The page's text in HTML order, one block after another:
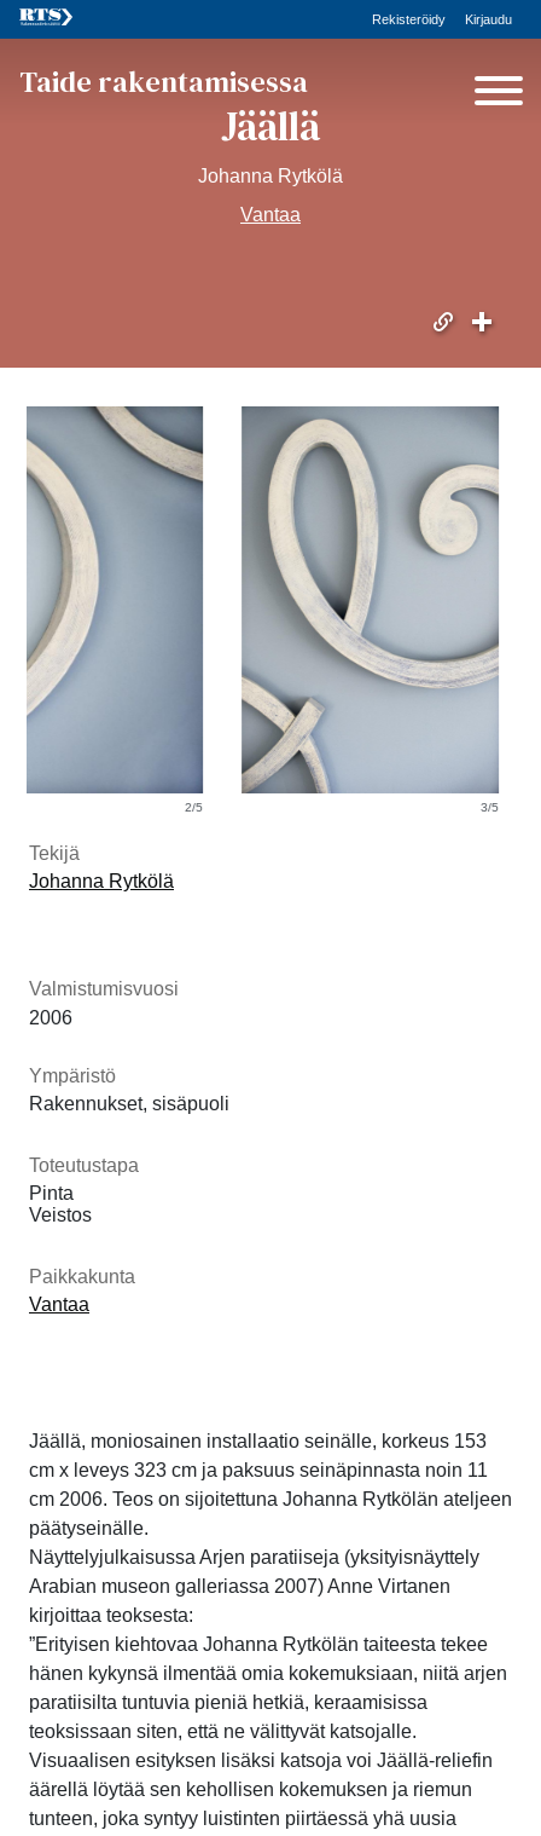
Rekisteröidy Kirjaudu
Taide rakentamisessa
Jäällä
Johanna Rytkölä
Vantaa
Tekijä
Johanna Rytkölä
Valmistumisvuosi
2006
Ympäristö
Rakennukset, sisäpuoli
Toteutustapa
Pinta
Veistos
Paikkakunta
Vantaa
Jäällä, moniosainen installaatio seinälle, korkeus 153
cm x leveys 323 cm ja paksuus seinäpinnasta noin 11
cm 2006. Teos on sijoitettuna Johanna Rytkölän ateljeen
päätyseinälle.
Näyttelyjulkaisussa Arjen paratiiseja (yksityisnäyttely
Arabian museon galleriassa 2007) Anne Virtanen
kirjoittaa teoksesta:
”Erityisen kiehtovaa Johanna Rytkölän taiteesta tekee
hänen kykynsä ilmentää omia kokemuksiaan, niitä arjen
paratiisilta tuntuvia pieniä hetkiä, keraamisissa
teoksissaan siten, että ne välittyvät katsojalle.
Visuaalisen esityksen lisäksi katsoja voi Jäällä-reliefin
äärellä löytää sen kehollisen kokemuksen ja riemun
tunteen, joka syntyy luistinten piirtäessä yhä uusia